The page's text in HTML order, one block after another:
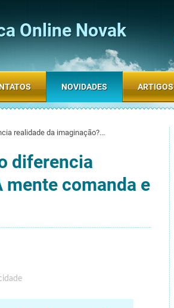
Online Novak
realidade da imaginação?...
diferencia
mente comanda e
NOVIDADES ARTIGOS